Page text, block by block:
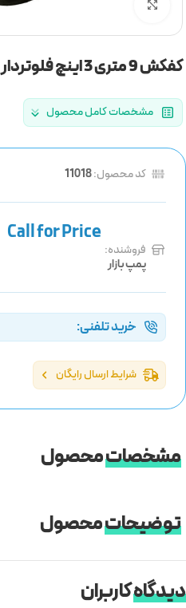
برای بزرگنمایی کلیک کنید
کفکش 9 متری 3 اینچ فلوتردار CNB
مشخصات کامل محصول
کد محصول:11018
فروشنده:
پمپ بازار
خرید تلفنی:
شرایط ارسال رایگان
مشخصاتمحصول
توضیحاتمحصول
دیدگاهکاربران